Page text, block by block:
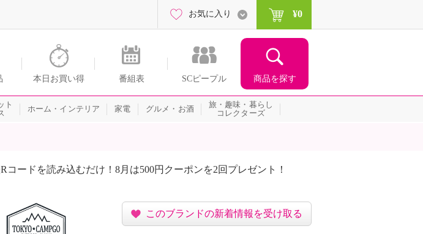
ンネル
本日お買い得 番組表 SCピープル 商品を探す
お気に入り ¥0
ト
ホーム・インテリア 家電 グルメ・お酒
旅・趣味・暮らし
コレクターズ
コードを読み込むだけ！8月は500円クーポンを2回プレゼント！
このブランドの新着情報を受け取る